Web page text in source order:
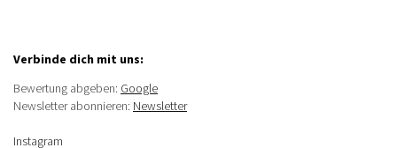
Verbinde dich mit uns:
Bewertung abgeben: Google
Newsletter abonnieren: Newsletter
Instagram